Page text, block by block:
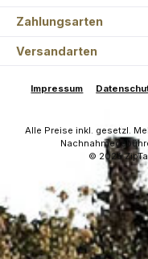
Zahlungsarten
Versandarten
Impressum
Alle Preise inkl. gesetzl.
© 2026